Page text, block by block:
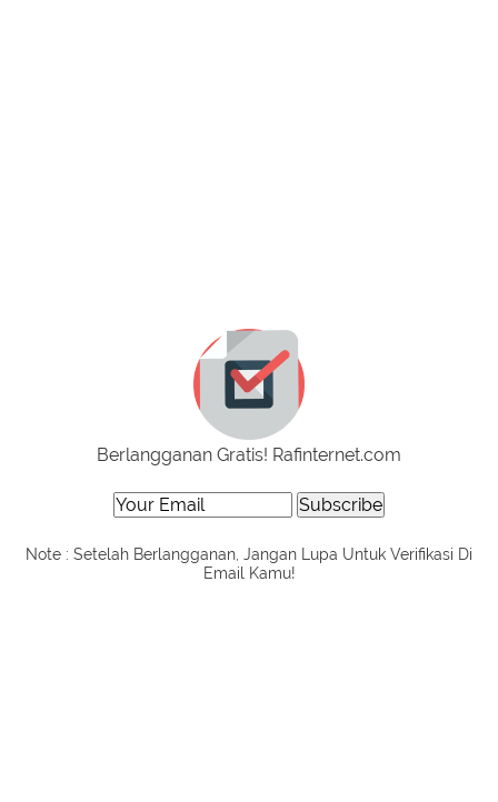
Berlangganan Gratis! Rafinternet.com
Note : Setelah Berlangganan, Jangan Lupa Untuk Verifikasi Di
Email Kamu!